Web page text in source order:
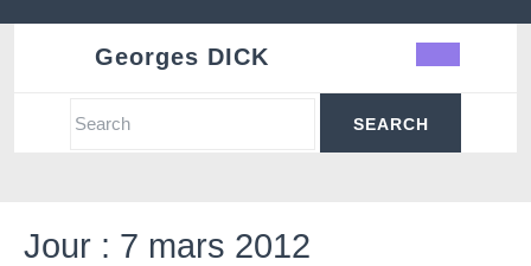
Georges DICK
Search
Jour : 7 mars 2012